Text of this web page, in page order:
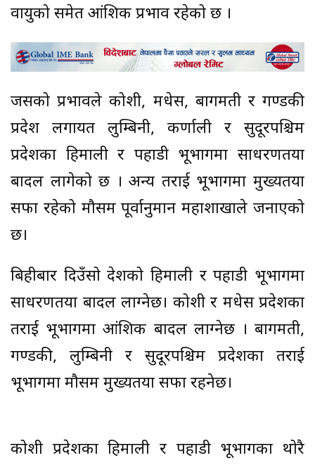
वायुको समेत आंशिक प्रभाव रहेको छ ।
जसको प्रभावले कोशी, मधेस, बागमती र गण्डकी
प्रदेश लगायत लुम्बिनी, कर्णाली र सुदूरपश्चिम
प्रदेशका हिमाली र पहाडी भूभागमा साधरणतया
बादल लागेको छ । अन्य तराई भूभागमा मुख्यतया
सफा रहेको मौसम पूर्वानुमान महाशाखाले जनाएको
छ।
बिहीबार दिउँसो देशको हिमाली र पहाडी भूभागमा
साधरणतया बादल लाग्नेछ। कोशी र मधेस प्रदेशका
तराई भूभागमा आंशिक बादल लाग्नेछ । बागमती,
गण्डकी, लुम्बिनी र सुदूरपश्चिम प्रदेशका तराई
भूभागमा मौसम मुख्यतया सफा रहनेछ।
कोशी प्रदेशका हिमाली र पहाडी भूभागका थोरै